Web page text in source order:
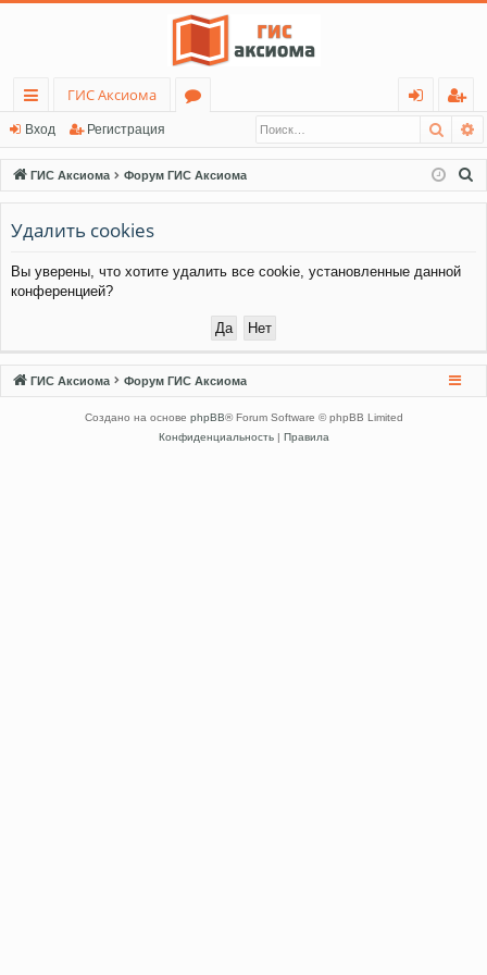
с
ы
лк
и
ГИС Аксиома
ру
м
д
ег
ис
тр
ия
Вход Регистрация
ГИС Аксиома Форум ГИС Аксиома
Удалить cookies
Вы уверены, что хотите удалить все cookie, установленные данной
конференцией?
ГИС Аксиома Форум ГИС Аксиома
Создано на основе phpBB® Forum Software © phpBB Limited
Конфиденциальность| Правила